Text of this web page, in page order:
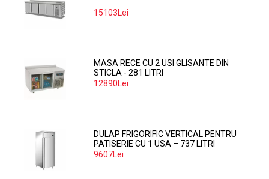
15103Lei
MASA RECE CU 2 USI GLISANTE DIN
STICLA - 281 LITRI
12890Lei
DULAP FRIGORIFIC VERTICAL PENTRU
PATISERIE CU 1 USA – 737 LITRI
9607Lei